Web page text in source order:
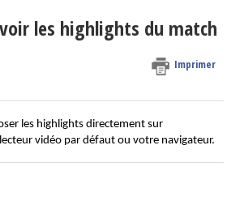
les highlights du match
Imprimer
les highlights directement sur
vidéo par défaut ou votre navigateur.